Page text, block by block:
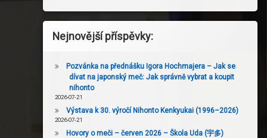
Nejnovější příspěvky:
Pozvánka na přednášku Igora Hochmajera – Jak se
dívat na japonský meč: Jak správně vybrat a koupit
nihonto
2026-07-21
Výstava k 30. výročí Nihonto Kenkyukai (1996–2026)
2026-07-21
Hovory o meči – červen 2026 – Škola Uda (宇多)